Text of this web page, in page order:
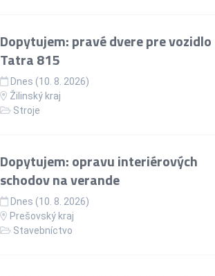
Dopytujem: pravé dvere pre vozidlo
Tatra 815
Dnes (10. 8. 2026)
Žilinský kraj
Stroje
Dopytujem: opravu interiérových
schodov na verande
Dnes (10. 8. 2026)
Prešovský kraj
Stavebníctvo